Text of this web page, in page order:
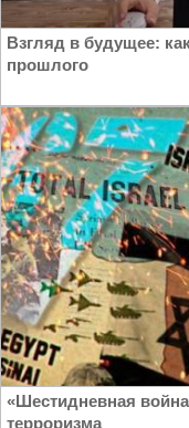
Взгляд в будущее:
прошлого
«Шестидневная
терроризма